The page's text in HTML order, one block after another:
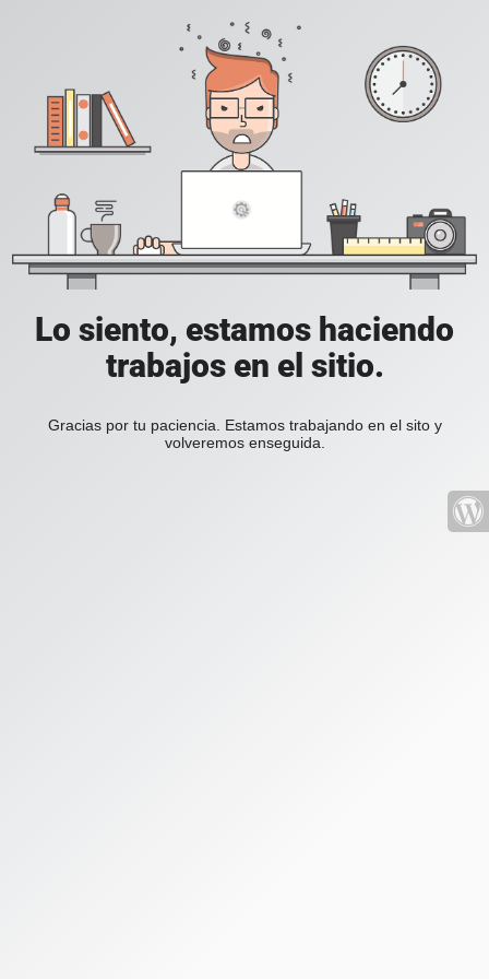
Lo siento, estamos haciendo
trabajos en el sitio.
Gracias por tu paciencia. Estamos trabajando en el sito y
volveremos enseguida.